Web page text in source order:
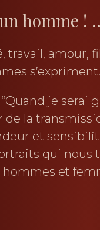
homme !
travail, amour,
s’expriment.
je serai
de la
et
qui nous
hommes et